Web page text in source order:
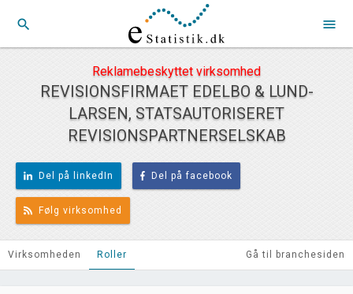
search menu
Reklamebeskyttet virksomhed
REVISIONSFIRMAET EDELBO & LUND-
LARSEN, STATSAUTORISERET
REVISIONSPARTNERSELSKAB
Del på linkedIn Del på facebook
Følg virksomhed
Virksomheden Roller Gå til branchesiden